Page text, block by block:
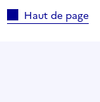
Haut de page